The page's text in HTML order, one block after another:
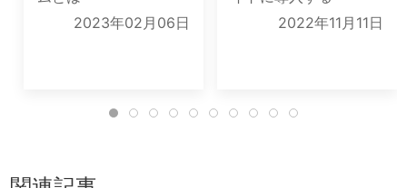
2023年02月06日
2022年11月11日